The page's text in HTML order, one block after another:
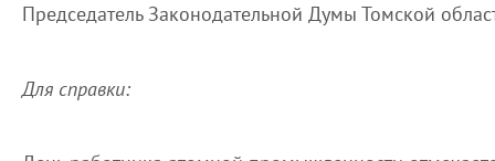
Председатель Законодательной Думы Томской
Для справки: